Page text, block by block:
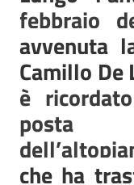
febbraio
avvenuta
Camillo De
è
posta
che ha